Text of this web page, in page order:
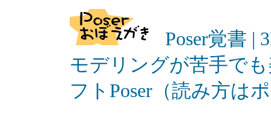
Poser覚書 |
モデリングが苦手で
フトPoser（読み方は